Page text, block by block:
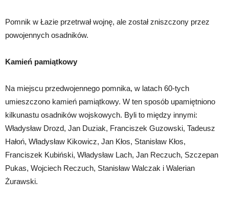
Pomnik w Łazie przetrwał wojnę, ale został zniszczony przez
powojennych osadników.
Kamień pamiątkowy
Na miejscu przedwojennego pomnika, w latach 60-tych
umieszczono kamień pamiątkowy. W ten sposób upamiętniono
kilkunastu osadników wojskowych. Byli to między innymi:
Władysław Drozd, Jan Duziak, Franciszek Guzowski, Tadeusz
Hałoń, Władysław Kikowicz, Jan Kłos, Stanisław Kłos,
Franciszek Kubiński, Władysław Lach, Jan Reczuch, Szczepan
Pukas, Wojciech Reczuch, Stanisław Walczak i Walerian
Żurawski.